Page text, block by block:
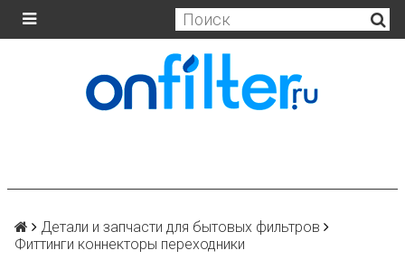
Детали и запчасти для бытовых фильтров
Фиттинги коннекторы переходники